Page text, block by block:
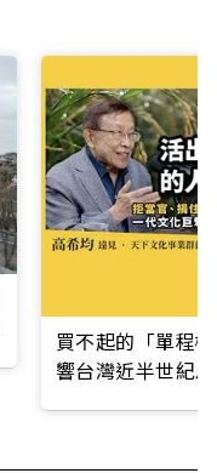
買不起的「單程
響台灣近半世紀